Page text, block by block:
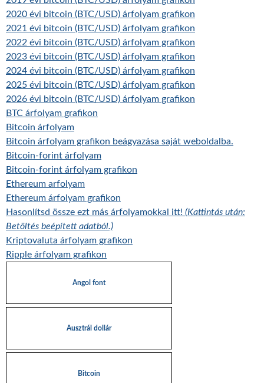
2020 évi bitcoin (BTC/USD) árfolyam grafikon
2021 évi bitcoin (BTC/USD) árfolyam grafikon
2022 évi bitcoin (BTC/USD) árfolyam grafikon
2023 évi bitcoin (BTC/USD) árfolyam grafikon
2024 évi bitcoin (BTC/USD) árfolyam grafikon
2025 évi bitcoin (BTC/USD) árfolyam grafikon
2026 évi bitcoin (BTC/USD) árfolyam grafikon
BTC árfolyam grafikon
Bitcoin árfolyam
Bitcoin árfolyam grafikon beágyazása saját weboldalba.
Bitcoin-forint árfolyam
Bitcoin-forint árfolyam grafikon
Ethereum arfolyam
Ethereum árfolyam grafikon
Hasonlítsd össze ezt más árfolyamokkal itt! (Kattintás után:
Betöltés beépített adatból.)
Kriptovaluta árfolyam grafikon
Ripple árfolyam grafikon
Angol font
Ausztrál dollár
Bitcoin